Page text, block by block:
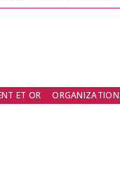
ET OR